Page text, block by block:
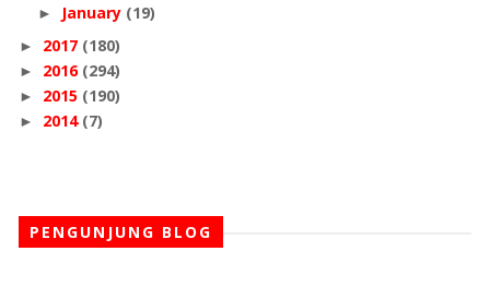
► January (19)
► 2017 (180)
► 2016 (294)
► 2015 (190)
► 2014 (7)
PENGUNJUNG BLOG